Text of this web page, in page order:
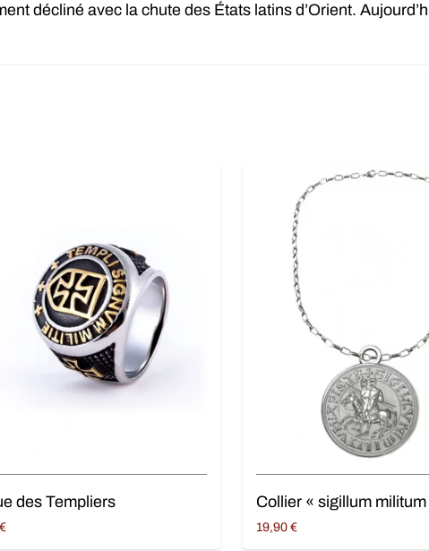
décliné avec la chute des États latins d’Orient.
des Templiers
€
options
Collier « sigillum
19,90 €
Ajouter au panier